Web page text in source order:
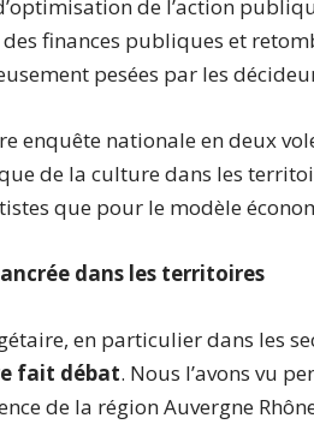
de l’action
finances publiques et
pesées par les
enquête nationale en deux
de la culture dans les
que pour le modèle
dans les territoires
en particulier dans les
fait débat. Nous l’avons vu
de la région Auvergne